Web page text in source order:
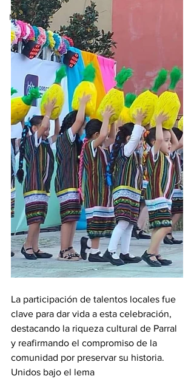
Matamoros
La participación de talentos locales fue
clave para dar vida a esta celebración,
destacando la riqueza cultural de Parral
y reafirmando el compromiso de la
comunidad por preservar su historia.
Unidos bajo el lema